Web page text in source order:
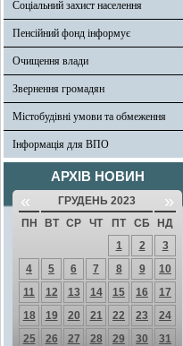
Соціальний захист населення
Пенсійний фонд інформує
Очищення влади
Звернення громадян
Містобудівні умови та обмеження
Інформація для ВПО
АРХІВ НОВИН
« ГРУДЕНЬ 2023 »
ПН ВТ СР ЧТ ПТ СБ
НД
1
2
3
4
5 6 7 8 9
10
11
12 13 14 15 16
17
18
19 20 21 22 23
24
25
26 27 28 29 30 31